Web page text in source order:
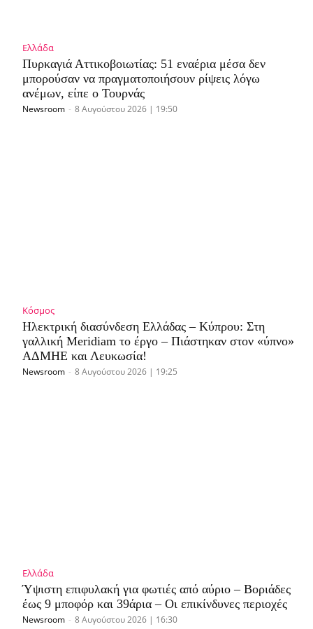
Ελλάδα
Πυρκαγιά Αττικοβοιωτίας: 51 εναέρια μέσα δεν
μπορούσαν να πραγματοποιήσουν ρίψεις λόγω
ανέμων, είπε ο Τουρνάς
Newsroom - 8 Αυγούστου 2026 | 19:50
Κόσμος
Ηλεκτρική διασύνδεση Ελλάδας – Κύπρου: Στη
γαλλική Meridiam το έργο – Πιάστηκαν στον «ύπνο»
ΑΔΜΗΕ και Λευκωσία!
Newsroom - 8 Αυγούστου 2026 | 19:25
Ελλάδα
Ύψιστη επιφυλακή για φωτιές από αύριο – Βοριάδες
έως 9 μποφόρ και 39άρια – Οι επικίνδυνες περιοχές
Newsroom - 8 Αυγούστου 2026 | 16:30